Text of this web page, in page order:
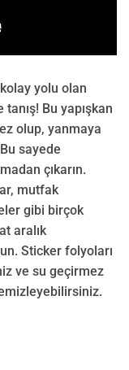
yolu olan
tanış! Bu yapışkan
olup, yanmaya
sayede
çıkarın.
mutfak
gibi birçok
aralık
Sticker folyoları
ve su geçirmez